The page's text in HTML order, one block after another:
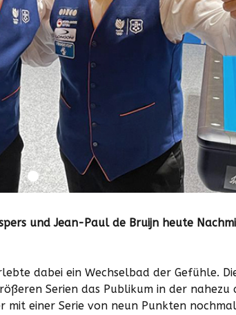
und Jean-Paul de Bruijn heute
dabei ein Wechselbad der Gefühle.
Serien das Publikum in der
mit einer Serie von neun Punkten